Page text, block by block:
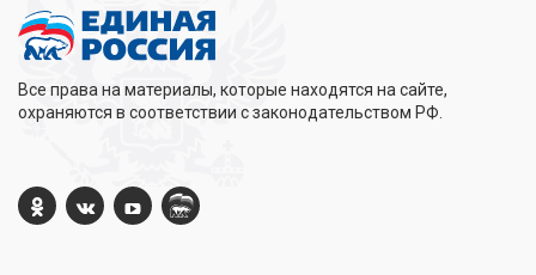
Все права на материалы, которые находятся на сайте,
охраняются в соответствии с законодательством РФ.